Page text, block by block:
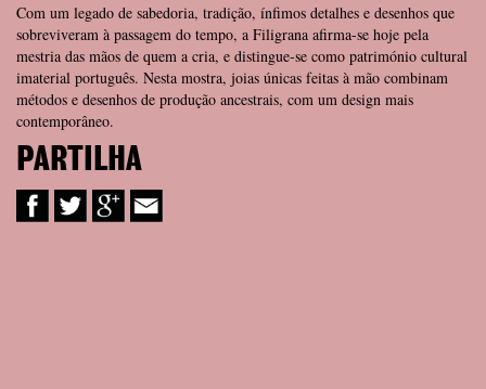
Com um legado de sabedoria, tradição, ínfimos detalhes e desenhos que
sobreviveram à passagem do tempo, a Filigrana afirma-se hoje pela
mestria das mãos de quem a cria, e distingue-se como património cultural
imaterial português. Nesta mostra, joias únicas feitas à mão combinam
métodos e desenhos de produção ancestrais, com um design mais
contemporâneo.
PARTILHA